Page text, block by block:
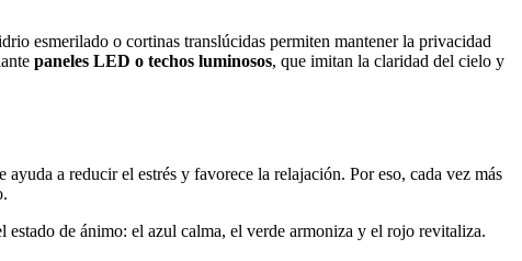
esmerilado o cortinas translúcidas permiten mantener la privacidad
paneles LED o techos luminosos, que imitan la claridad del cielo y
a reducir el estrés y favorece la relajación. Por eso, cada vez más
de ánimo: el azul calma, el verde armoniza y el rojo revitaliza.